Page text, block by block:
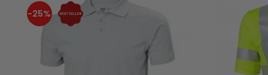
-25%